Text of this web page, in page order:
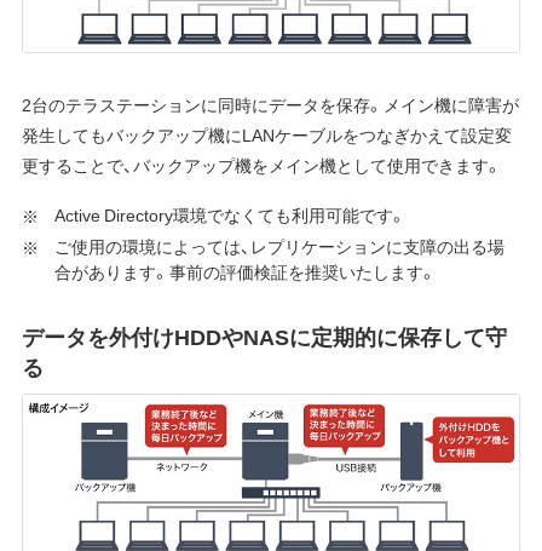
2台のテラステーションに同時にデータを保存。メイン機に障害が
発生してもバックアップ機にLANケーブルをつなぎかえて設定変
更することで、バックアップ機をメイン機として使用できます。
Active Directory環境でなくても利用可能です。
ご使用の環境によっては、レプリケーションに支障の出る場
合があります。事前の評価検証を推奨いたします。
データを外付けHDDやNASに定期的に保存して守
る